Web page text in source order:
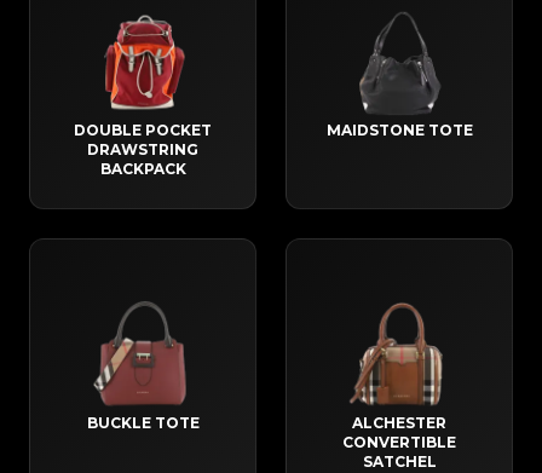
DOUBLE POCKET
DRAWSTRING
BACKPACK
MAIDSTONE TOTE
BUCKLE TOTE
ALCHESTER
CONVERTIBLE
SATCHEL